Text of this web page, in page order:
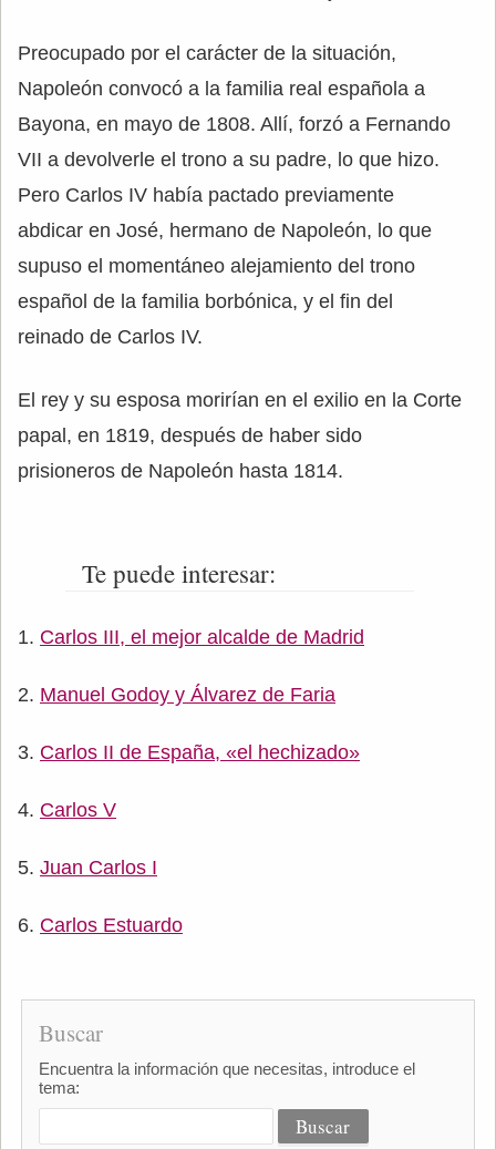
Preocupado por el carácter de la situación,
Napoleón convocó a la familia real española a
Bayona, en mayo de 1808. Allí, forzó a Fernando
VII a devolverle el trono a su padre, lo que hizo.
Pero Carlos IV había pactado previamente
abdicar en José, hermano de Napoleón, lo que
supuso el momentáneo alejamiento del trono
español de la familia borbónica, y el fin del
reinado de Carlos IV.
El rey y su esposa morirían en el exilio en la Corte
papal, en 1819, después de haber sido
prisioneros de Napoleón hasta 1814.
Te puede interesar:
Carlos III, el mejor alcalde de Madrid
Manuel Godoy y Álvarez de Faria
Carlos II de España, «el hechizado»
Carlos V
Juan Carlos I
Carlos Estuardo
Buscar
Encuentra la información que necesitas, introduce el
tema: